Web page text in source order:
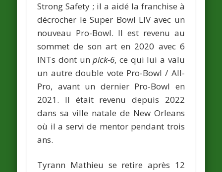
Strong Safety ; il a aidé la franchise à
décrocher le Super Bowl LIV avec un
nouveau Pro-Bowl. Il est revenu au
sommet de son art en 2020 avec 6
INTs dont unpick-6, ce qui lui a valu
un autre double vote Pro-Bowl / All-
Pro, avant un dernier Pro-Bowl en
2021. Il était revenu depuis 2022
dans sa ville natale de New Orleans
où il a servi de mentor pendant trois
ans.
Tyrann Mathieu se retire après 12